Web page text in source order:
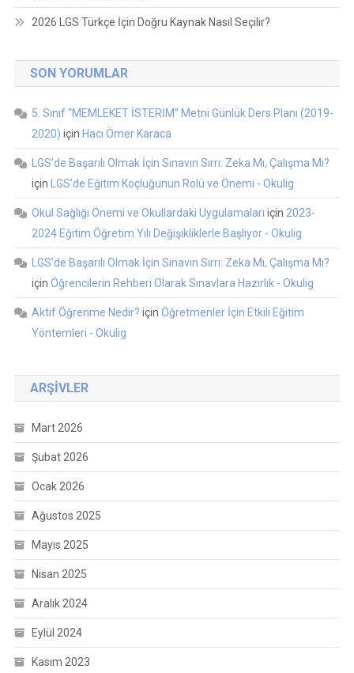
2026 LGS Türkçe İçin Doğru Kaynak Nasıl Seçilir?
SON YORUMLAR
5. Sınıf “MEMLEKET İSTERİM” Metni Günlük Ders Planı (2019-
2020) için Hacı Ömer Karaca
LGS’de Başarılı Olmak İçin Sınavın Sırrı: Zeka Mı, Çalışma Mı?
için
LGS'de Eğitim Koçluğunun Rolü ve Önemi - Okulig
Okul Sağlığı Önemi ve Okullardaki Uygulamaları için 2023-
2024 Eğitim Öğretim Yılı Değişikliklerle Başlıyor - Okulig
LGS’de Başarılı Olmak İçin Sınavın Sırrı: Zeka Mı, Çalışma Mı?
için Öğrencilerin Rehberi Olarak Sınavlara Hazırlık - Okulig
Aktif Öğrenme Nedir? için Öğretmenler İçin Etkili Eğitim
Yöntemleri - Okulig
ARŞIVLER
Mart 2026
Şubat 2026
Ocak 2026
Ağustos 2025
Mayıs 2025
Nisan 2025
Aralık 2024
Eylül 2024
Kasım 2023